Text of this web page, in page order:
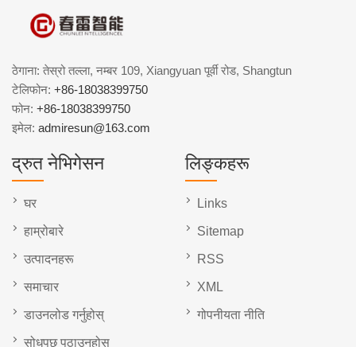
ठेगाना: तेस्रो तल्ला, नम्बर 109, Xiangyuan पूर्वी रोड, Shangtun
टेलिफोन: +86-18038399750
फोन: +86-18038399750
इमेल: admiresun@163.com
द्रुत नेभिगेसन
घर
हाम्रोबारे
उत्पादनहरू
समाचार
डाउनलोड गर्नुहोस्
सोधपुछ पठाउनुहोस्
लिङ्कहरू
Links
Sitemap
RSS
XML
गोपनीयता नीति